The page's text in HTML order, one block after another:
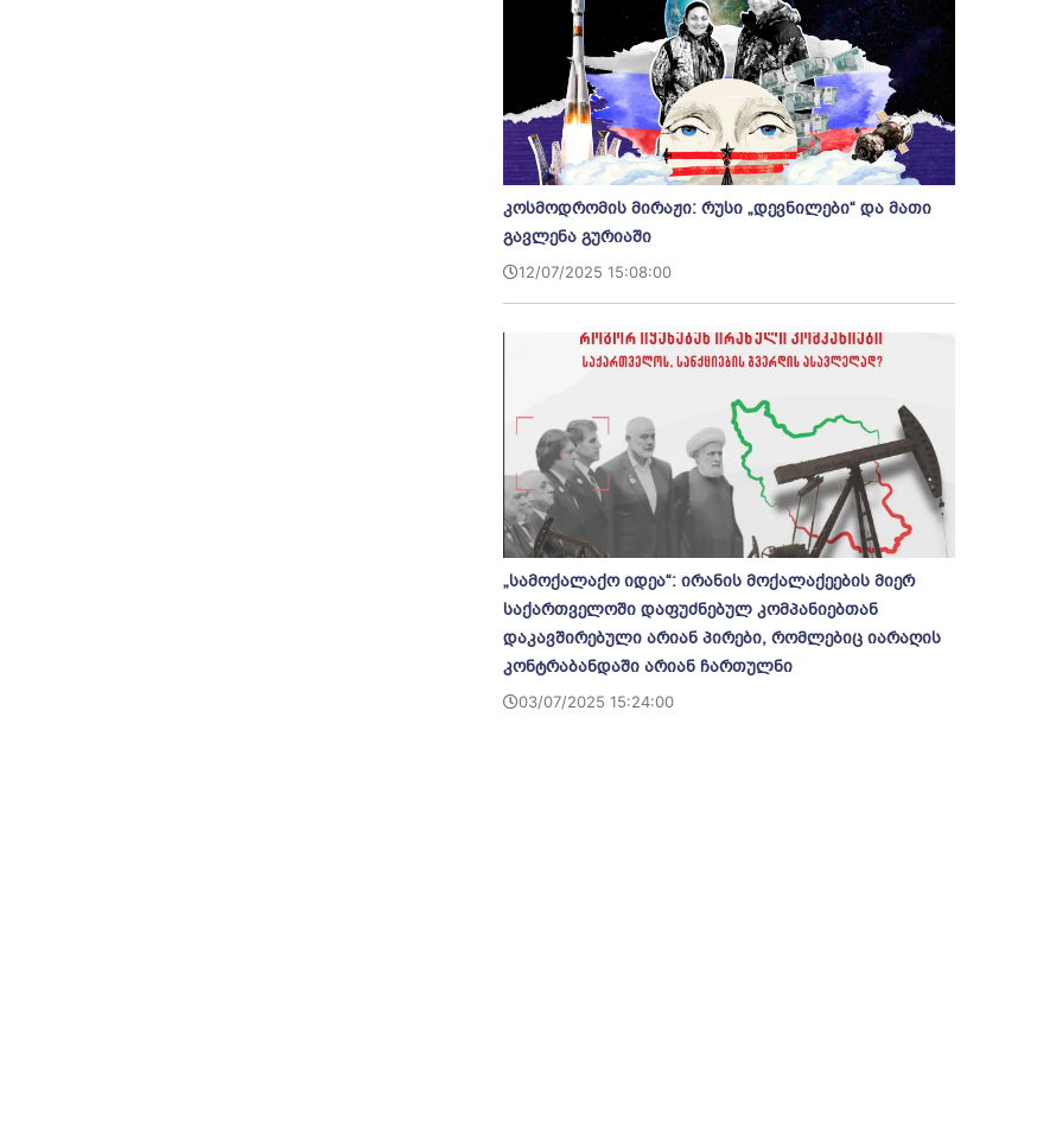
კოსმოდრომის მირაჟი: რუსი „დევნილები“ და მათი
გავლენა გურიაში
12/07/2025 15:08:00
„სამოქალაქო იდეა“: ირანის მოქალაქეების მიერ
საქართველოში დაფუძნებულ კომპანიებთან
დაკავშირებული არიან პირები, რომლებიც იარაღის
კონტრაბანდაში არიან ჩართულნი
03/07/2025 15:24:00